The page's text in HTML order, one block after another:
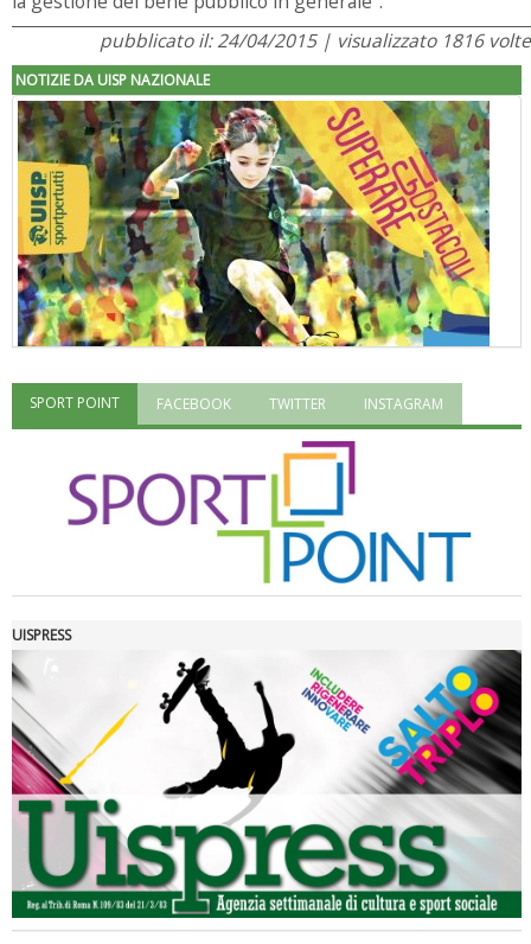
pubblicato il: 24/04/2015 | visualizzato 1816 volte
NOTIZIE DA UISP NAZIONALE
"Superare gli ostacoli": la relazione di Tiziano Pesce al CN Uisp
Luglio 2026: "Pensando con i piedi, si possono fare le
rivoluzioni"
SPORT POINT FACEBOOK TWITTER INSTAGRAM
UISPRESS